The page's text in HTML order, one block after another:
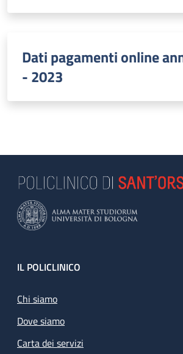
Dati pagamenti online
- 2023
Footer
IL POLICLINICO
Chi siamo
Dove siamo
Carta dei servizi